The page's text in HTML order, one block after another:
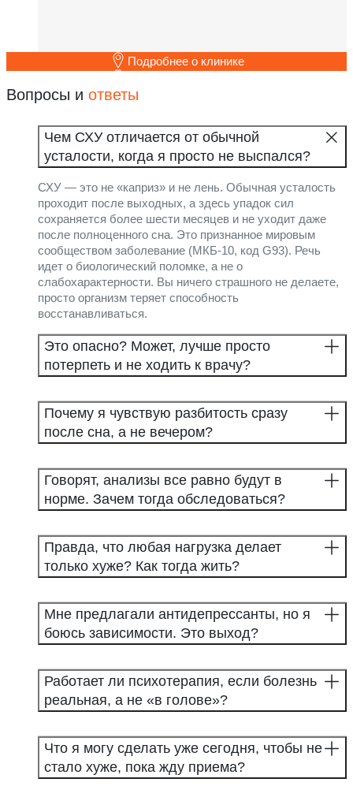
Подробнее о клинике
Вопросы и ответы
Чем СХУ отличается от обычной
усталости, когда я просто не выспался?
СХУ — это не «каприз» и не лень. Обычная усталость
проходит после выходных, а здесь упадок сил
сохраняется более шести месяцев и не уходит даже
после полноценного сна. Это признанное мировым
сообществом заболевание (МКБ-10, код G93). Речь
идет о биологический поломке, а не о
слабохарактерности. Вы ничего страшного не делаете,
просто организм теряет способность
восстанавливаться.
Это опасно? Может, лучше просто
потерпеть и не ходить к врачу?
Почему я чувствую разбитость сразу
после сна, а не вечером?
Говорят, анализы все равно будут в
норме. Зачем тогда обследоваться?
Правда, что любая нагрузка делает
только хуже? Как тогда жить?
Мне предлагали антидепрессанты, но я
боюсь зависимости. Это выход?
Работает ли психотерапия, если болезнь
реальная, а не «в голове»?
Что я могу сделать уже сегодня, чтобы не
стало хуже, пока жду приема?